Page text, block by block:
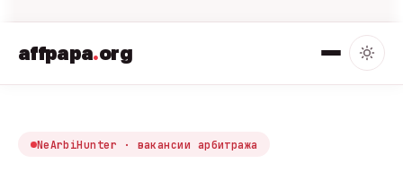
affpapa.org
NeArbiHunter · вакансии арбитража